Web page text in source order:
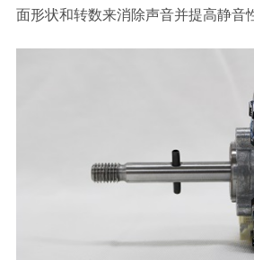
面形状和转数来消除声音并提高静音